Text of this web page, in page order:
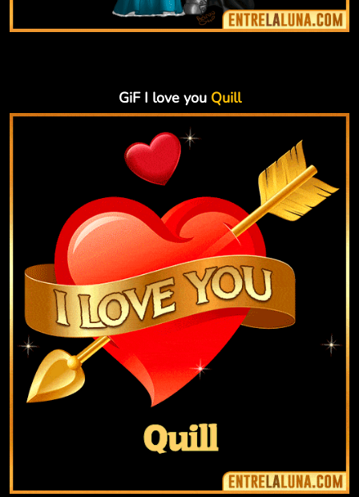
GiF I love you Quill